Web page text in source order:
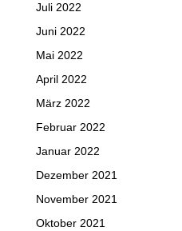
Juli 2022
Juni 2022
Mai 2022
April 2022
März 2022
Februar 2022
Januar 2022
Dezember 2021
November 2021
Oktober 2021